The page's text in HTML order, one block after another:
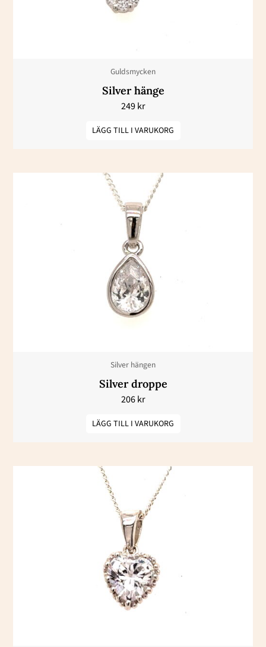
Guldsmycken
Silver hänge
249kr
LÄGG TILL I VARUKORG
Silver hängen
Silver droppe
206kr
LÄGG TILL I VARUKORG